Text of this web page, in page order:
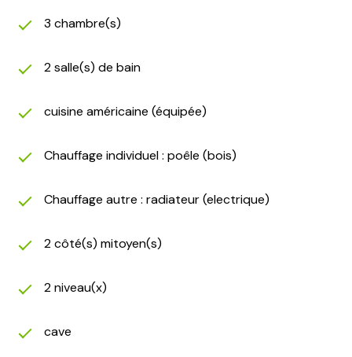
3 chambre(s)
2 salle(s) de bain
cuisine américaine (équipée)
Chauffage individuel : poêle (bois)
Chauffage autre : radiateur (electrique)
2 côté(s) mitoyen(s)
2 niveau(x)
cave